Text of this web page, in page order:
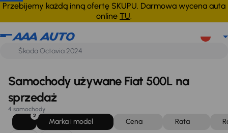
Przebijemy każdą inną ofertę SKUPU. Darmowa wycena auta
online TU.
Fiat 500L Anuluj wszystko
Samochody używane Fiat 500L na
sprzedaż
4 samochody
2
Marka i model Cena Rata